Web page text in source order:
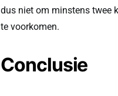
dus niet om minstens twee
te voorkomen.
Conclusie